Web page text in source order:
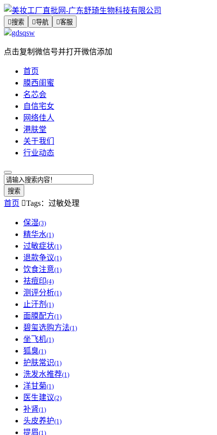
搜索 导航 客服
gdsqsw
点击复制微信号并打开微信添加
首页
膜西闺蜜
名芯会
自信宅女
网络佳人
港肤堂
关于我们
行业动态
搜索
首页 Tags：过敏处理
保湿(3)
精华水(1)
过敏症状(1)
退款争议(1)
饮食注意(1)
祛痘印(4)
测评分析(1)
止汗剂 (1)
面膜配方(1)
碧玺选购方法(1)
坐飞机(1)
狐臭(1)
护肤常识(1)
洗发水推荐(1)
洋甘菊(1)
医生建议(2)
补肾(1)
头皮养护(1)
提眉(1)